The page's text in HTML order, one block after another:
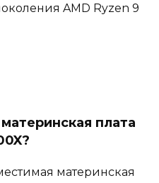
AMD Ryzen 9
плата
материнская